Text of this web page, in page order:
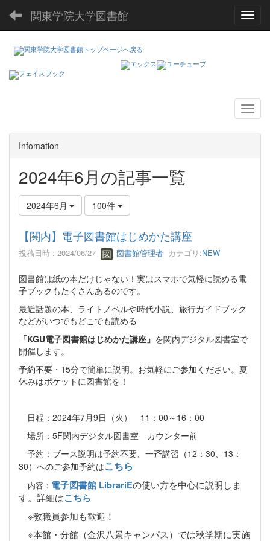
関東学院大学図書館
Infomation
2024年6月の記事一覧
2024年6月 100件
【関内】電子図書館はじめかた講座
投稿日時 : 2024/06/27 図書館管理者 カテゴリ:NEW
図書館は紙の本だけじゃない！実はスマホで気軽に読める電
子ブックもたくさんあるのです。
最近話題の本、ライトノベルや時代小説、旅行ガイドブック
などがいつでもどこでも読める
「KGU電子図書館はじめかた講座」 を関内デジタル図書室で
開催します。
予約不要・15分で簡単に説明。お気軽にご参加ください。夏
休みはポケットに図書館を！
日程：2024年7月9日（火） 11：00～16：00
場所：5F関内デジタル図書室 カウンター前
予約：ブース説明は予約不要、一斉講習（12：30、13：
30）へのご参加予約はこちら
内容： 電子図書館 LibrariEの使い方を中心に説明しま
す。詳細はこちら
※教職員参加も歓迎！
※本館・分館（金沢八景キャンパス）では秋学期に実施